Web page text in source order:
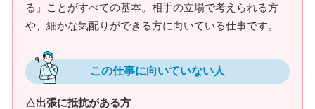
る」ことがすべての基本。相手の立場で考えられる方
や、細かな気配りができる方に向いている仕事です。
この仕事に向いていない人
△出張に抵抗がある方